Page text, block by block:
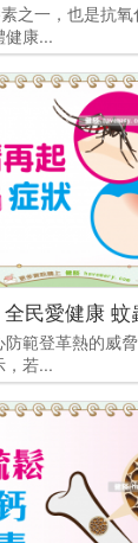
之一，也是抗
健康...
民愛健康 蚊
範登革熱的威
，若...